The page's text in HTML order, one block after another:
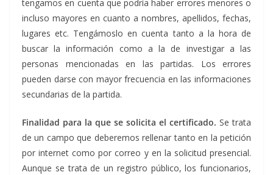
tengamos en cuenta que podría haber errores menores o
incluso mayores en cuanto a nombres, apellidos, fechas,
lugares etc. Tengámoslo en cuenta tanto a la hora de
buscar la información como a la de investigar a las
personas mencionadas en las partidas. Los errores
pueden darse con mayor frecuencia en las informaciones
secundarias de la partida.
Finalidad para la que se solicita el certificado. Se trata
de un campo que deberemos rellenar tanto en la petición
por internet como por correo y en la solicitud presencial.
Aunque se trata de un registro público, los funcionarios,